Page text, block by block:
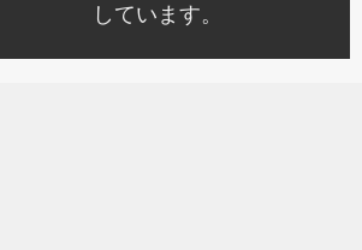
しています。